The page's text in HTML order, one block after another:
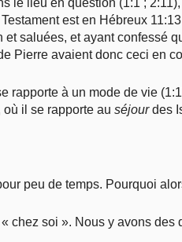
le lieu en question (1:1 ;
est en Hébreux
saluées, et ayant confessé
Pierre avaient donc ceci en
rapporte à un mode de vie
il se rapporte au séjourdes
peu de temps. Pourquoi
chez soi ». Nous y avons des